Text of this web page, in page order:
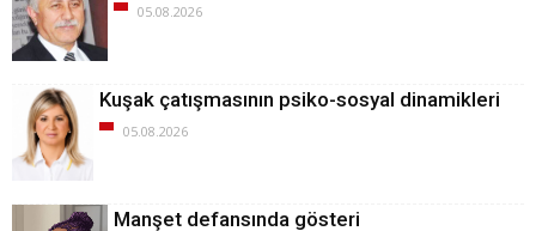
05.08.2026
Kuşak çatışmasının psiko-sosyal dinamikleri
05.08.2026
Manşet defansında gösteri